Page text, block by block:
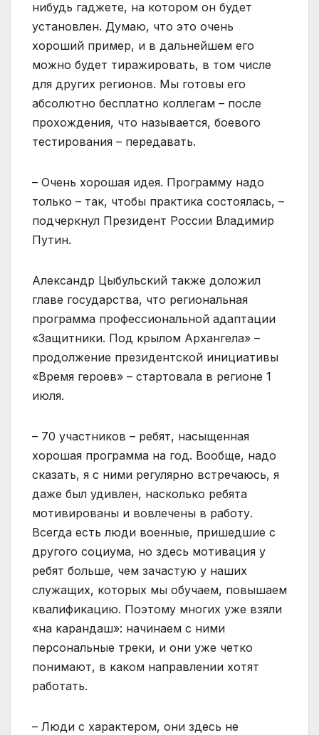
нибудь гаджете, на котором он будет
установлен. Думаю, что это очень
хороший пример, и в дальнейшем его
можно будет тиражировать, в том числе
для других регионов. Мы готовы его
абсолютно бесплатно коллегам – после
прохождения, что называется, боевого
тестирования – передавать.
– Очень хорошая идея. Программу надо
только – так, чтобы практика состоялась, –
подчеркнул Президент России Владимир
Путин.
Александр Цыбульский также доложил
главе государства, что региональная
программа профессиональной адаптации
«Защитники. Под крылом Архангела» –
продолжение президентской инициативы
«Время героев» – стартовала в регионе 1
июля.
– 70 участников – ребят, насыщенная
хорошая программа на год. Вообще, надо
сказать, я с ними регулярно встречаюсь, я
даже был удивлен, насколько ребята
мотивированы и вовлечены в работу.
Всегда есть люди военные, пришедшие с
другого социума, но здесь мотивация у
ребят больше, чем зачастую у наших
служащих, которых мы обучаем, повышаем
квалификацию. Поэтому многих уже взяли
«на карандаш»: начинаем с ними
персональные треки, и они уже четко
понимают, в каком направлении хотят
работать.
– Люди с характером, они здесь не